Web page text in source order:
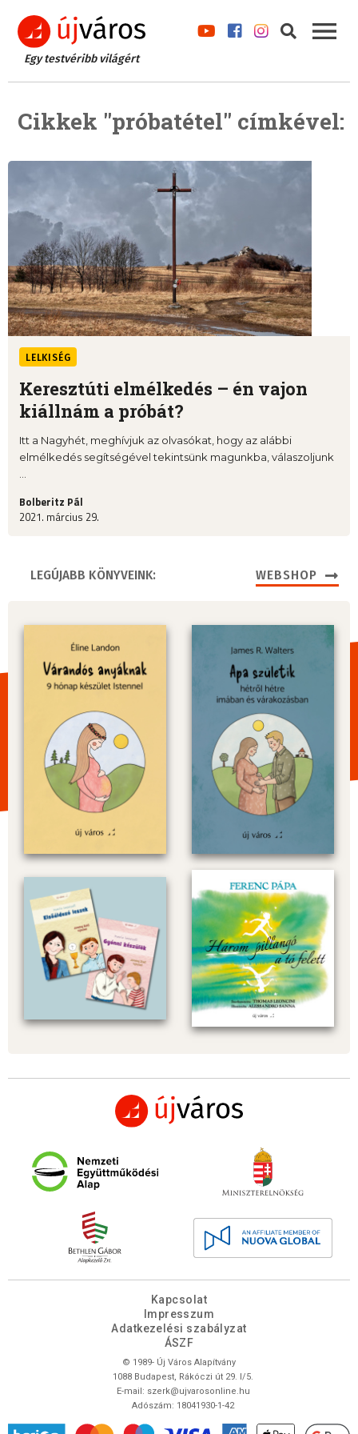
Egy testvéribb világért
Cikkek "próbatétel" címkével:
LELKISÉG
Keresztúti elmélkedés – én vajon
kiállnám a próbát?
Itt a Nagyhét, meghívjuk az olvasókat, hogy az alábbi
elmélkedés segítségével tekintsünk magunkba, válaszoljunk
Bolberitz Pál
2021. március 29.
LEGÚJABB KÖNYVEINK: WEBSHOP
Kapcsolat
Impresszum
Adatkezelési szabályzat
ÁSZF
© 1989- Új Város Alapítvány
1088 Budapest, Rákóczi út 29. I/5.
E-mail: szerk@ujvarosonline.hu
Adószám: 18041930-1-42